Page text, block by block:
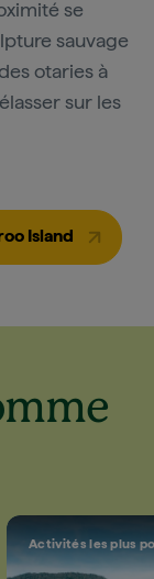
se
sauvage
otaries à
sur les
Island
Activités les plus